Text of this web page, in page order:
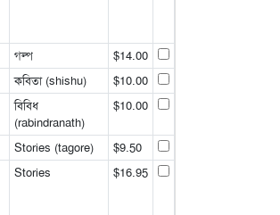
গল্প
$14.00
কবিতা (shishu)
$10.00
বিবিধ
(rabindranath)
$10.00
Stories (tagore)
$9.50
Stories $16.95